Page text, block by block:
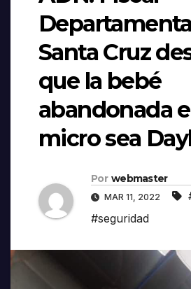
Santa Cruz
que la bebé
abandonada
micro sea
Por webmaster
MAR 11, 2022
#seguridad